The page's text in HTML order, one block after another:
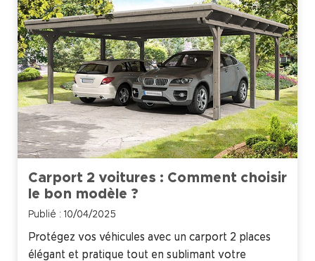
Carport 2 voitures : Comment choisir
le bon modèle ?
Publié : 10/04/2025
Protégez vos véhicules avec un carport 2 places
élégant et pratique tout en sublimant votre